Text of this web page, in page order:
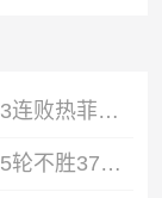
近3轮首胜！铁人3-1送申花中超3连败热菲尼奥双响邦本宜裕传射
终结2连败！新鹏城2-0送铜梁龙5轮不胜37岁姜至鹏破门韦斯利建功